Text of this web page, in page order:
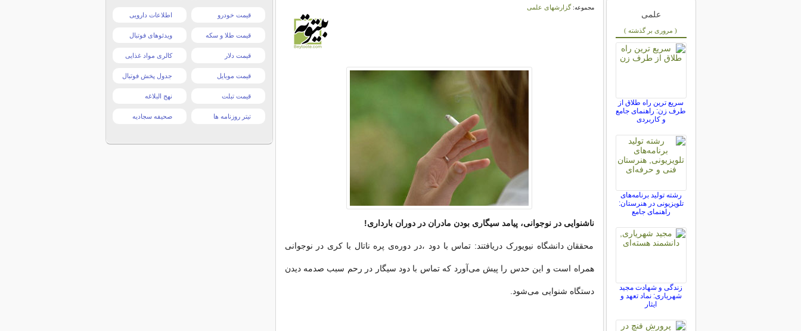
مجموعه:گزارشهای علمی
ناشنوایی در نوجوانی، پیامد سیگاری بودن مادران در دوران بارداری!
محققان دانشگاه نیویورک دریافتند: تماس با دود ،در دوره‌ی پره ناتال با کری در نوجوانی
همراه است و این حدس را پیش می‌آورد که تماس با دود سیگار در رحم سبب صدمه دیدن
دستگاه شنوایی می‌شود.
علمی
( مروری بر گذشته )
سریع ترین راه طلاق از
طرف زن: راهنمای جامع
و کاربردی
رشته تولید برنامه‌های
تلویزیونی در هنرستان:
راهنمای جامع
زندگی و شهادت مجید
شهریاری: نماد تعهد و
ایثار
قیمت خودرو اطلاعات دارویی
قیمت طلا و سکه ویدئوهای فوتبال
قیمت دلار کالری مواد غذایی
قیمت موبایل جدول پخش فوتبال
قیمت تبلت نهج البلاغه
تیتر روزنامه ها صحیفه سجادیه